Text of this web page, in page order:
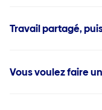
Travail partagé,
Vous voulez faire